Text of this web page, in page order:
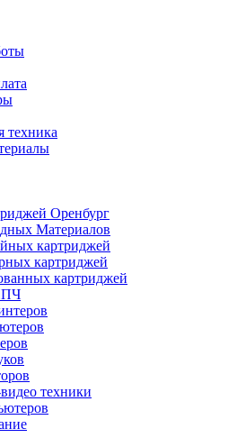
техника
Оренбург
Материалов
картриджей
картриджей
картриджей
техники